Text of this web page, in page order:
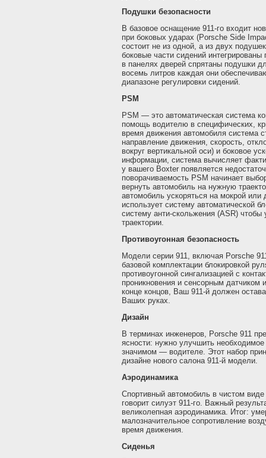
Подушки безопасности
В базовое оснащение 911-го входит
при боковых ударах (Porsche Side
состоит не из одной, а из двух
боковые части сидений
в панелях дверей спрятаны подушки
восемь литров каждая они
диапазоне регулировки сидений.
PSM
PSM — это автоматическая система
помощь водителю в специфических,
время движения автомобиля система
направление движения, скорость,
вокруг вертикальной оси) и боковое
информации, система вычисляет
у вашего Boxter появляется
поворачиваемость PSM начинает
вернуть автомобиль на нужную
автомобиль ускоряться на мокрой или
использует систему автоматической
систему анти-скольжения (ASR)
траектории.
Противоугонная безопасность
Модели серии 911, включая Porsche
базовой комплектации блокировкой
противоугонной сингализацией с
проникновения и сенсорным датчиком
конце концов, Ваш 911-й должен
Ваших руках.
Дизайн
В терминах инженеров, Porsche 911
ясности: нужно улучшить
значимом — водителе. Этот набор
дизайне нового салона 911-й модели.
Аэродинамика
Спортивный автомобиль в чистом
говорит силуэт 911-го. Важный
великолепная аэродинамика. Итог:
малозначительное сопротивление
время движения.
Сиденья